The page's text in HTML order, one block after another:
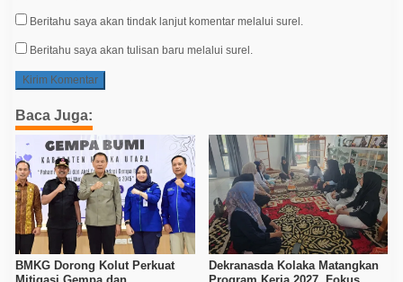
Beritahu saya akan tindak lanjut komentar melalui surel.
Beritahu saya akan tulisan baru melalui surel.
Baca Juga:
BMKG Dorong Kolut Perkuat
Dekranasda Kolaka Matangkan